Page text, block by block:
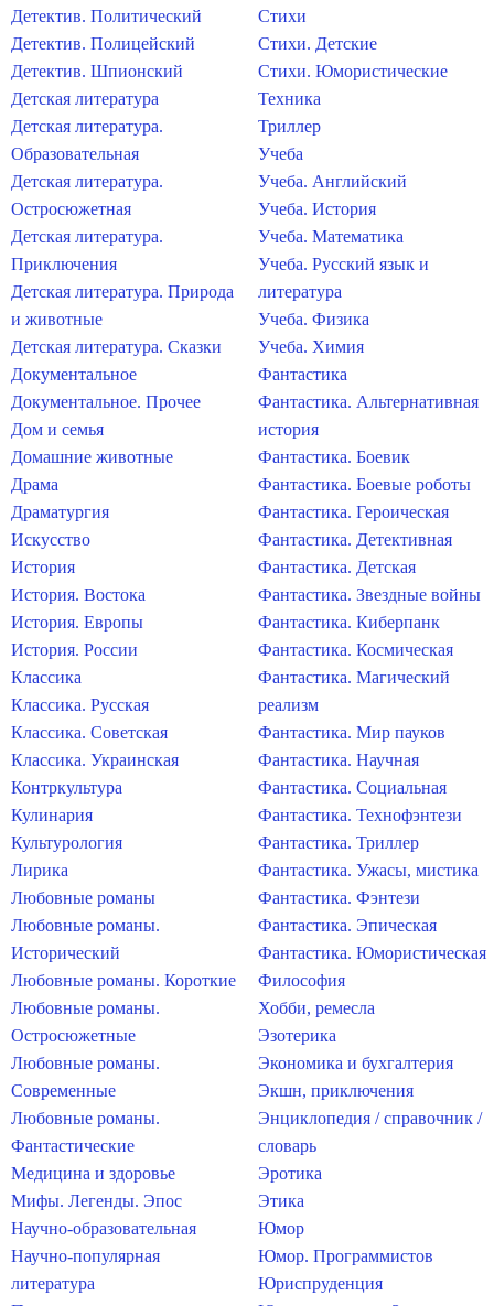
Детектив. Политический
Детектив. Полицейский
Детектив. Шпионский
Детская литература
Детская литература.
Образовательная
Детская литература.
Остросюжетная
Детская литература.
Приключения
Детская литература. Природа
и животные
Детская литература. Сказки
Документальное
Документальное. Прочее
Дом и семья
Домашние животные
Драма
Драматургия
Искусство
История
История. Востока
История. Европы
История. России
Классика
Классика. Русская
Классика. Советская
Классика. Украинская
Контркультура
Кулинария
Культурология
Лирика
Любовные романы
Любовные романы.
Исторический
Любовные романы. Короткие
Любовные романы.
Остросюжетные
Любовные романы.
Современные
Любовные романы.
Фантастические
Медицина и здоровье
Мифы. Легенды. Эпос
Научно-образовательная
Научно-популярная
литература
Стихи
Стихи. Детские
Стихи. Юмористические
Техника
Триллер
Учеба
Учеба. Английский
Учеба. История
Учеба. Математика
Учеба. Русский язык и
литература
Учеба. Физика
Учеба. Химия
Фантастика
Фантастика. Альтернативная
история
Фантастика. Боевик
Фантастика. Боевые роботы
Фантастика. Героическая
Фантастика. Детективная
Фантастика. Детская
Фантастика. Звездные войны
Фантастика. Киберпанк
Фантастика. Космическая
Фантастика. Магический
реализм
Фантастика. Мир пауков
Фантастика. Научная
Фантастика. Социальная
Фантастика. Технофэнтези
Фантастика. Триллер
Фантастика. Ужасы, мистика
Фантастика. Фэнтези
Фантастика. Эпическая
Фантастика. Юмористическая
Философия
Хобби, ремесла
Эзотерика
Экономика и бухгалтерия
Экшн, приключения
Энциклопедия / справочник /
словарь
Эротика
Этика
Юмор
Юмор. Программистов
Юриспруденция